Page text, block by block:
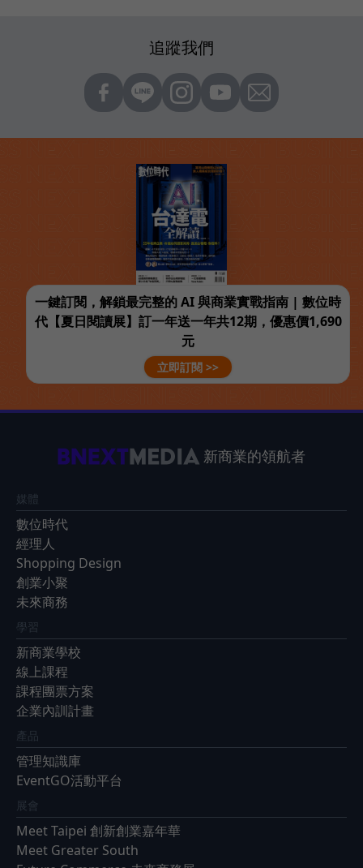
追蹤我們
一鍵訂閱，解鎖最完整的 AI 與商業實戰指南 | 數位時
代【夏日閱讀展】訂一年送一年共12期，優惠價1,690
元
立即訂閱 >>
新商業的領航者
媒體
數位時代
經理人
Shopping Design
創業小聚
未來商務
學習
新商業學校
線上課程
課程團票方案
企業內訓計畫
產品
管理知識庫
EventGO活動平台
展會
Meet Taipei 創新創業嘉年華
Meet Greater South